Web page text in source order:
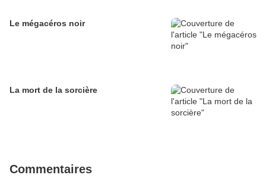
Le mégacéros noir
La mort de la sorcière
Commentaires